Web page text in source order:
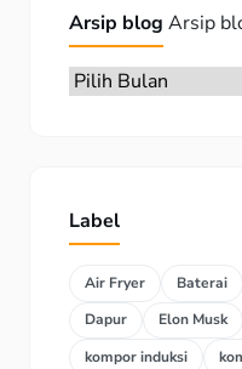
Arsip blog Arsip
Label
Air Fryer Baterai
Dapur
Elon Musk
kompor induksi